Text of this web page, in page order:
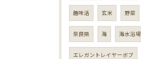
趣味活 玄米 野菜
奈良県 海 海水浴場
エレガントレイヤーボブ